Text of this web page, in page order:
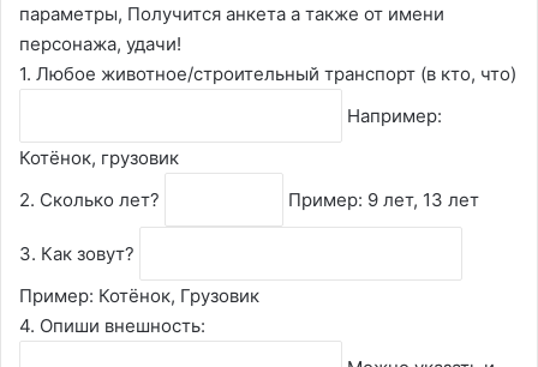
параметры, Получится анкета а также от имени
персонажа, удачи!
1. Любое животное/строительный транспорт (в кто, что)
Например:
Котёнок, грузовик
2. Сколько лет?
Пример: 9 лет, 13 лет
3. Как зовут?
Пример: Котёнок, Грузовик
4. Опиши внешность: